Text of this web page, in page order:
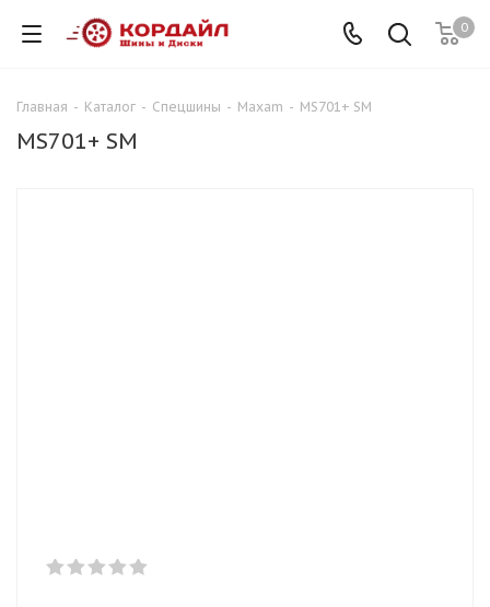
0
Главная - Каталог - Спецшины - Maxam - MS701+ SM
MS701+ SM